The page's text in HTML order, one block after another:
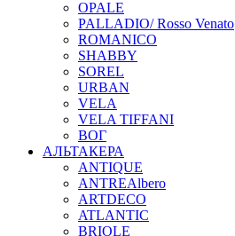
OPALE
PALLADIO/ Rosso Venato
ROMANICO
SHABBY
SOREL
URBAN
VELA
VELA TIFFANI
ВОГ
АЛЬТАКЕРА
ANTIQUE
ANTREAlbero
ARTDECO
ATLANTIC
BRIOLE